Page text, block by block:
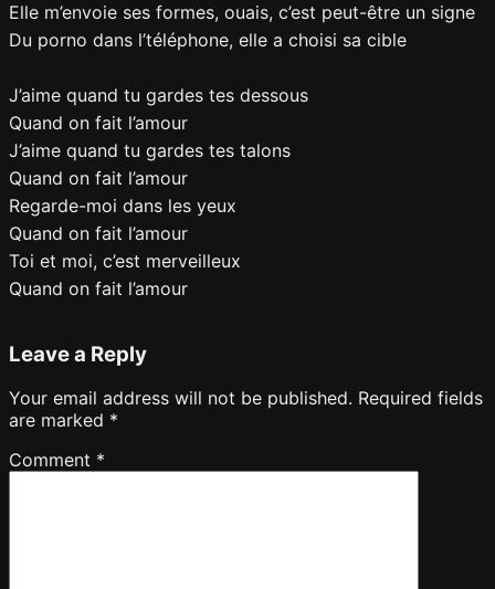
Elle m’envoie ses formes, ouais, c’est peut-être un signe
Du porno dans l’téléphone, elle a choisi sa cible
J’aime quand tu gardes tes dessous
Quand on fait l’amour
J’aime quand tu gardes tes talons
Quand on fait l’amour
Regarde-moi dans les yeux
Quand on fait l’amour
Toi et moi, c’est merveilleux
Quand on fait l’amour
Leave a Reply
Your email address will not be published. Required fields
are marked *
Comment *